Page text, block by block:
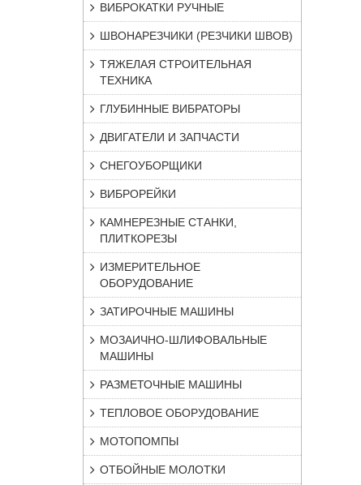
ВИБРОКАТКИ РУЧНЫЕ
ШВОНАРЕЗЧИКИ (РЕЗЧИКИ ШВОВ)
ТЯЖЕЛАЯ СТРОИТЕЛЬНАЯ
ТЕХНИКА
ГЛУБИННЫЕ ВИБРАТОРЫ
ДВИГАТЕЛИ И ЗАПЧАСТИ
СНЕГОУБОРЩИКИ
ВИБРОРЕЙКИ
КАМНЕРЕЗНЫЕ СТАНКИ,
ПЛИТКОРЕЗЫ
ИЗМЕРИТЕЛЬНОЕ
ОБОРУДОВАНИЕ
ЗАТИРОЧНЫЕ МАШИНЫ
МОЗАИЧНО-ШЛИФОВАЛЬНЫЕ
МАШИНЫ
РАЗМЕТОЧНЫЕ МАШИНЫ
ТЕПЛОВОЕ ОБОРУДОВАНИЕ
МОТОПОМПЫ
ОТБОЙНЫЕ МОЛОТКИ